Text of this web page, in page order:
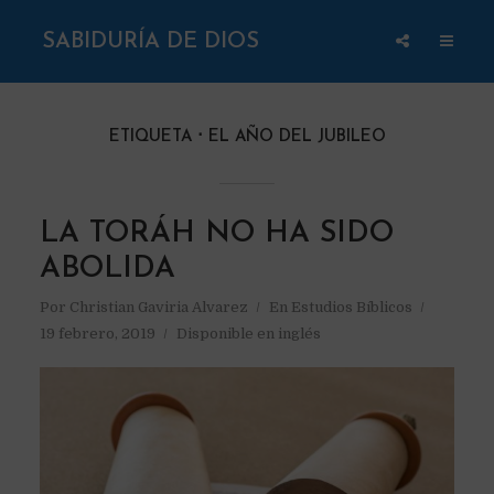
SABIDURÍA DE DIOS
ETIQUETA EL AÑO DEL JUBILEO
LA TORÁH NO HA SIDO
ABOLIDA
Por Christian Gaviria Alvarez En Estudios Bíblicos
19 febrero, 2019
Disponible en inglés